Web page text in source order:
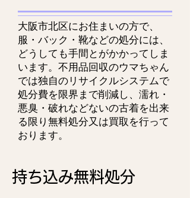
大阪市北区にお住まいの方で、
服・バック・靴などの処分には、
どうしても手間とがかかってしま
います。不用品回収のウマちゃん
では独自のリサイクルシステムで
処分費を限界まで削減し、濡れ・
悪臭・破れなどないの古着を出来
る限り無料処分又は買取を行って
おります。
持ち込み無料処分